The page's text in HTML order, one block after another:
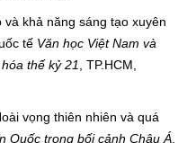
khả năng sáng tạo xuyên
tế Văn học Việt Nam và
thế kỷ 21, TP.HCM,
vọng thiên nhiên và quá
Quốc trong bối cảnh Châu Á,